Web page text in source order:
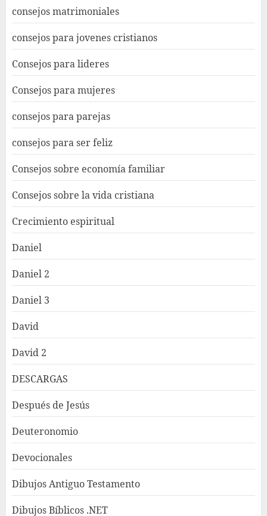
consejos matrimoniales
consejos para jovenes cristianos
Consejos para lideres
Consejos para mujeres
consejos para parejas
consejos para ser feliz
Consejos sobre economía familiar
Consejos sobre la vida cristiana
Crecimiento espiritual
Daniel
Daniel 2
Daniel 3
David
David 2
DESCARGAS
Después de Jesús
Deuteronomio
Devocionales
Dibujos Antiguo Testamento
Dibujos Bíblicos .NET